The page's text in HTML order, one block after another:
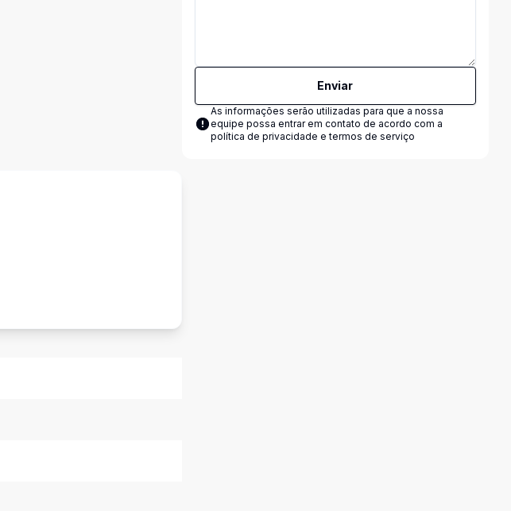
Enviar
As informações serão utilizadas para que a nossa
equipe possa entrar em contato de acordo com a
política de privacidade e termos de serviço